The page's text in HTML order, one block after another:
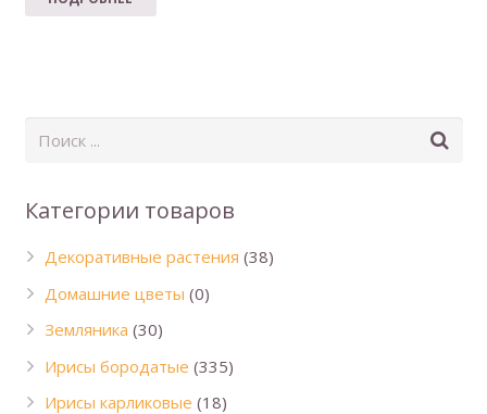
Категории товаров
Декоративные растения (38)
Домашние цветы (0)
Земляника (30)
Ирисы бородатые (335)
Ирисы карликовые (18)